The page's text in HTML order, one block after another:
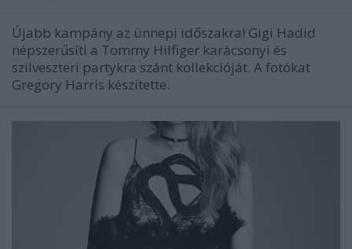
Újabb kampány az ünnepi időszakra! Gigi Hadid
népszerűsíti a Tommy Hilfiger karácsonyi és
szilveszteri partykra szánt kollekcióját. A fotókat
Gregory Harris készítette.